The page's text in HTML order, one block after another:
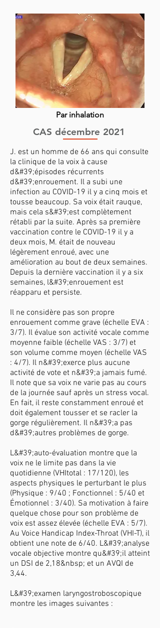
Par inhalation
CAS décembre 2021
J. est un homme de 66 ans qui consulte
la clinique de la voix à cause
d&#39;épisodes récurrents
d&#39;enrouement. Il a subi une
infection au COVID-19 il y a cinq mois et
tousse beaucoup. Sa voix était rauque,
mais cela s&#39;est complètement
rétabli par la suite. Après sa première
vaccination contre le COVID-19 il y a
deux mois, M. était de nouveau
légèrement enroué, avec une
amélioration au bout de deux semaines.
Depuis la dernière vaccination il y a six
semaines, l&#39;enrouement est
réapparu et persiste.
Il ne considère pas son propre
enrouement comme grave (échelle EVA :
3/7). Il évalue son activité vocale comme
moyenne faible (échelle VAS : 3/7) et
son volume comme moyen (échelle VAS
: 4/7). Il n&#39;exerce plus aucune
activité de vote et n&#39;a jamais fumé.
Il note que sa voix ne varie pas au cours
de la journée sauf après un stress vocal.
En fait, il reste constamment enroué et
doit également tousser et se racler la
gorge régulièrement. Il n&#39;a pas
d&#39;autres problèmes de gorge.
L&#39;auto-évaluation montre que la
voix ne le limite pas dans la vie
quotidienne (VHItotal : 17/120), les
aspects physiques le perturbant le plus
(Physique : 9/40 ; Fonctionnel : 5/40 et
Émotionnel : 3/40). Sa motivation à faire
quelque chose pour son problème de
voix est assez élevée (échelle EVA : 5/7).
Au Voice Handicap Index-Throat (VHI-T), il
obtient une note de 6/40. L&#39;analyse
vocale objective montre qu&#39;il atteint
un DSI de 2,18&nbsp; et un AVQI de
3,44.
L&#39;examen laryngostroboscopique
montre les images suivantes :